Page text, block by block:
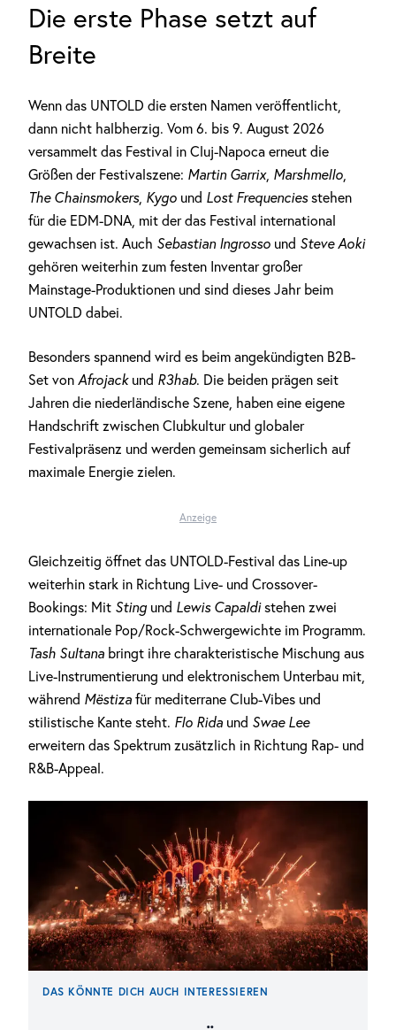
Die erste Phase setzt auf
Breite
Wenn das UNTOLD die ersten Namen veröffentlicht,
dann nicht halbherzig. Vom 6. bis 9. August 2026
versammelt das Festival in Cluj-Napoca erneut die
Größen der Festivalszene: Martin Garrix, Marshmello,
The Chainsmokers, Kygo und Lost Frequenciesstehen
für die EDM-DNA, mit der das Festival international
gewachsen ist. Auch Sebastian Ingrosso und Steve Aoki
gehören weiterhin zum festen Inventar großer
Mainstage-Produktionen und sind dieses Jahr beim
UNTOLD dabei.
Besonders spannend wird es beim angekündigten B2B-
Set von Afrojack und R3hab. Die beiden prägen seit
Jahren die niederländische Szene, haben eine eigene
Handschrift zwischen Clubkultur und globaler
Festivalpräsenz und werden gemeinsam sicherlich auf
maximale Energie zielen.
Anzeige
Gleichzeitig öffnet das UNTOLD-Festival das Line-up
weiterhin stark in Richtung Live- und Crossover-
Bookings: Mit Sting und Lewis Capaldistehen zwei
internationale Pop/Rock-Schwergewichte im Programm.
Tash Sultana bringt ihre charakteristische Mischung aus
Live-Instrumentierung und elektronischem Unterbau mit,
während Mëstiza für mediterrane Club-Vibes und
stilistische Kante steht. Flo Rida und Swae Lee
erweitern das Spektrum zusätzlich in Richtung Rap- und
R&B-Appeal.
DAS KÖNNTE DICH AUCH INTERESSIEREN